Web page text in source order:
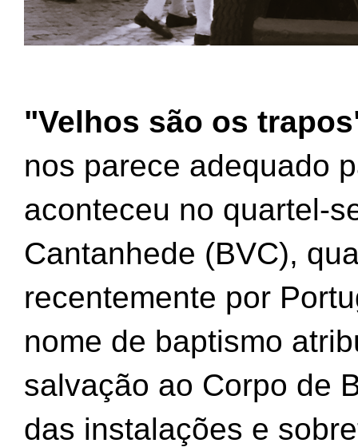
"Velhos são os
nos parece adequado
aconteceu no quartel-
Cantanhede (BVC),
recentemente por
nome de baptismo
salvação ao Corpo de
das instalações e